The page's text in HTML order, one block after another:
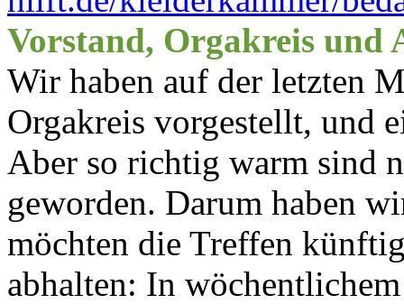
Vorstand, Orgakreis und
Wir haben auf der letzten
Orgakreis vorgestellt, und
Aber so richtig warm sind
geworden. Darum haben
möchten die Treffen
abhalten: In